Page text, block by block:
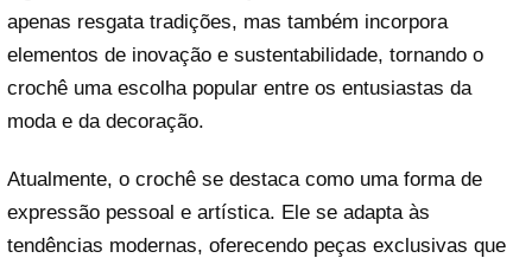
apenas resgata tradições, mas também incorpora
elementos de inovação e sustentabilidade, tornando o
crochê uma escolha popular entre os entusiastas da
moda e da decoração.
Atualmente, o crochê se destaca como uma forma de
expressão pessoal e artística. Ele se adapta às
tendências modernas, oferecendo peças exclusivas que